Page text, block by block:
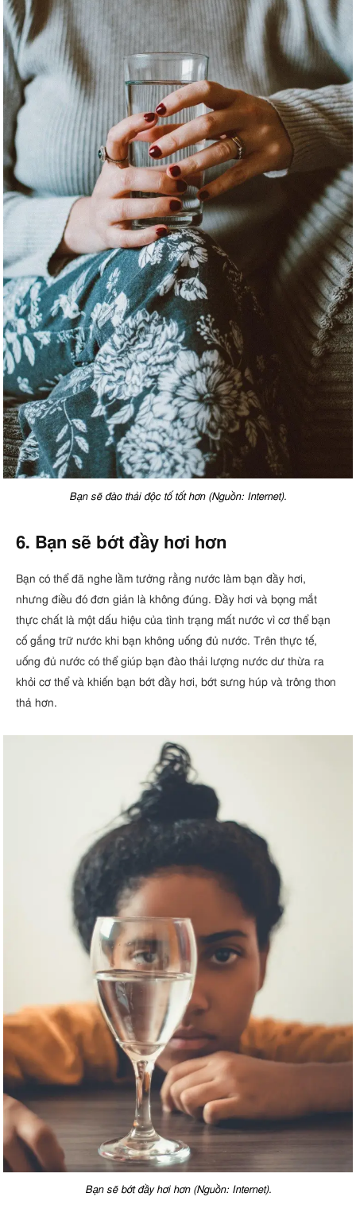
Bạn sẽ đào thải độc tố tốt hơn (Nguồn: Internet).
6. Bạn sẽ bớt đầy hơi hơn
Bạn có thể đã nghe lầm tưởng rằng nước làm bạn đầy hơi,
nhưng điều đó đơn giản là không đúng. Đầy hơi và bọng mắt
thực chất là một dấu hiệu của tình trạng mất nước vì cơ thể bạn
cố gắng trữ nước khi bạn không uống đủ nước. Trên thực tế,
uống đủ nước có thể giúp bạn đào thải lượng nước dư thừa ra
khỏi cơ thể và khiến bạn bớt đầy hơi, bớt sưng húp và trông thon
thả hơn.
Bạn sẽ bớt đầy hơi hơn (Nguồn: Internet).